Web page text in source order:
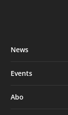
News
Events
Abo